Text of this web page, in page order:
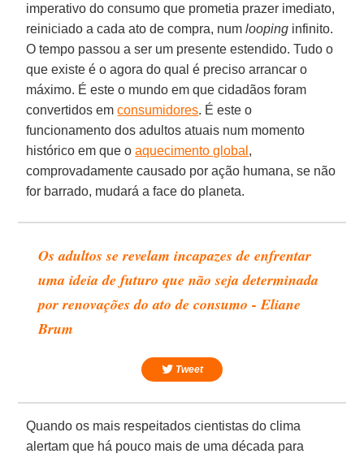
imperativo do consumo que prometia prazer imediato,
reiniciado a cada ato de compra, numlooping infinito.
O tempo passou a ser um presente estendido. Tudo o
que existe é o agora do qual é preciso arrancar o
máximo. É este o mundo em que cidadãos foram
convertidos emconsumidores. É este o
funcionamento dos adultos atuais num momento
histórico em que oaquecimento global ,
comprovadamente causado por ação humana, se não
for barrado, mudará a face do planeta.
Os adultos se revelam incapazes de enfrentar
uma ideia de futuro que não seja determinada
por renovações do ato de consumo - Eliane
Brum
Tweet
Quando os mais respeitados cientistas do clima
alertam que há pouco mais de uma década para